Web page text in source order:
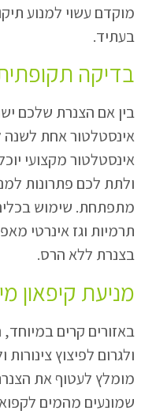
מוקדם עשוי למנוע
בעתיד.
בדיקה
בין אם הצנרת שלכם
אינסטלטור אחת לשנה
אינסטלטור מקצועי
ולתת לכם פתרונות
מתפתחת. שימוש
תרמיות וגז אינרטי
בצנרת ללא הרס.
מניעת קיפאון
באזורים קרים
ולגרום לפיצוץ
מומלץ לעטוף את
שמונעים מהמים